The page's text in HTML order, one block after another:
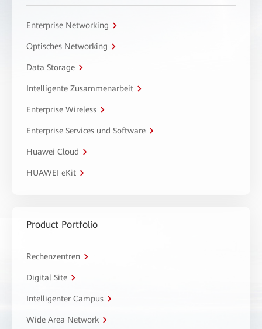
Enterprise Networking
Optisches Networking
Data Storage
Intelligente Zusammenarbeit
Enterprise Wireless
Enterprise Services und Software
Huawei Cloud
HUAWEI eKit
Product Portfolio
Rechenzentren
Digital Site
Intelligenter Campus
Wide Area Network